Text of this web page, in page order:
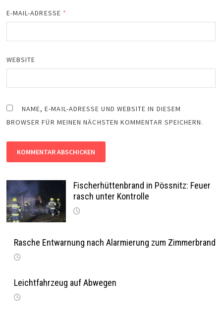
E-MAIL-ADRESSE *
WEBSITE
NAME, E-MAIL-ADRESSE UND WEBSITE IN DIESEM
BROWSER FÜR MEINEN NÄCHSTEN KOMMENTAR SPEICHERN.
Fischerhüttenbrand in Pössnitz: Feuer
rasch unter Kontrolle
Rasche Entwarnung nach Alarmierung zum Zimmerbrand
Leichtfahrzeug auf Abwegen